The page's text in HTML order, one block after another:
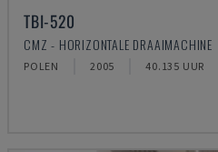
TBI-520
CMZ - HORIZONTALE DRAAIMACHINE
POLEN 2005 40.135 UUR